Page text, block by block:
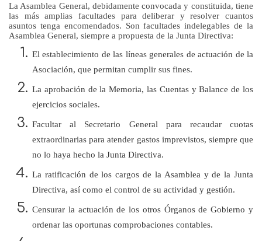
La Asamblea General, debidamente convocada y constituida, tiene
las más amplias facultades para deliberar y resolver cuantos
asuntos tenga encomendados. Son facultades indelegables de la
Asamblea General, siempre a propuesta de la Junta Directiva:
El establecimiento de las líneas generales de actuación de la
Asociación, que permitan cumplir sus fines.
La aprobación de la Memoria, las Cuentas y Balance de los
ejercicios sociales.
Facultar al Secretario General para recaudar cuotas
extraordinarias para atender gastos imprevistos, siempre que
no lo haya hecho la Junta Directiva.
La ratificación de los cargos de la Asamblea y dela Junta
Directiva, así como el control de su actividad y gestión.
Censurar la actuación de los otros Órganos de Gobierno y
ordenar las oportunas comprobaciones contables.